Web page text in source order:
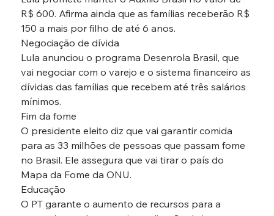
R$ 600. Afirma ainda que as famílias receberão R$
150 a mais por filho de até 6 anos.
Negociação de dívida
Lula anunciou o programa Desenrola Brasil, que
vai negociar com o varejo e o sistema financeiro as
dívidas das famílias que recebem até três salários
mínimos.
Fim da fome
O presidente eleito diz que vai garantir comida
para as 33 milhões de pessoas que passam fome
no Brasil. Ele assegura que vai tirar o país do
Mapa da Fome da ONU.
Educação
O PT garante o aumento de recursos para a